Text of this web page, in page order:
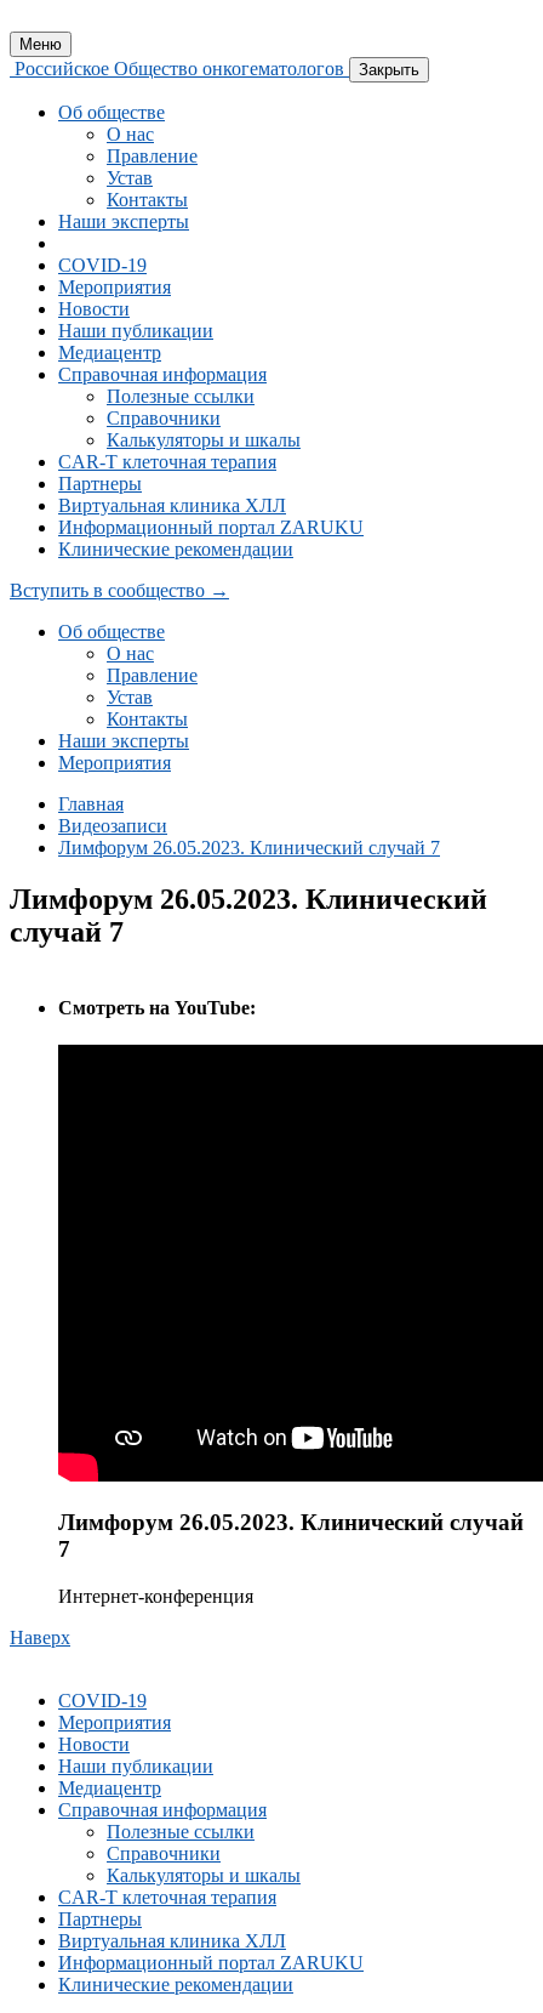
Меню
Российское Общество онкогематологов Закрыть
Об обществе
О нас
Правление
Устав
Контакты
Наши эксперты
COVID-19
Мероприятия
Новости
Наши публикации
Медиацентр
Справочная информация
Полезные ссылки
Справочники
Калькуляторы и шкалы
CAR-Т клеточная терапия
Партнеры
Виртуальная клиника ХЛЛ
Информационный портал ZARUKU
Клинические рекомендации
Вступить в сообщество →
Об обществе
О нас
Правление
Устав
Контакты
Наши эксперты
Мероприятия
Главная
Видеозаписи
Лимфорум 26.05.2023. Клинический случай 7
Лимфорум 26.05.2023. Клинический
случай 7
Cмотреть на YouTube:
Лимфорум 26.05.2023. Клинический случай
7
Интернет-конференция
Наверх
COVID-19
Мероприятия
Новости
Наши публикации
Медиацентр
Справочная информация
Полезные ссылки
Справочники
Калькуляторы и шкалы
CAR-Т клеточная терапия
Партнеры
Виртуальная клиника ХЛЛ
Информационный портал ZARUKU
Клинические рекомендации